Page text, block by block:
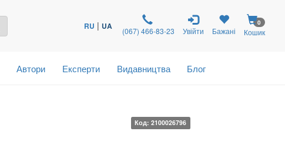
RU | UA (067) 466-83-23 Увійти Бажані
0
Кошик
Автори Експерти Видавництва Блог
Код: 2100026796